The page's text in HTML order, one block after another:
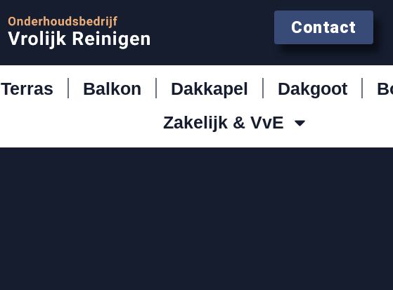
Contact
Terras Balkon Dakkapel Dakgoot
Zakelijk & VvE